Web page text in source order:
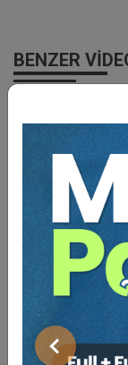
Önceki
BENZER
Video
Av.